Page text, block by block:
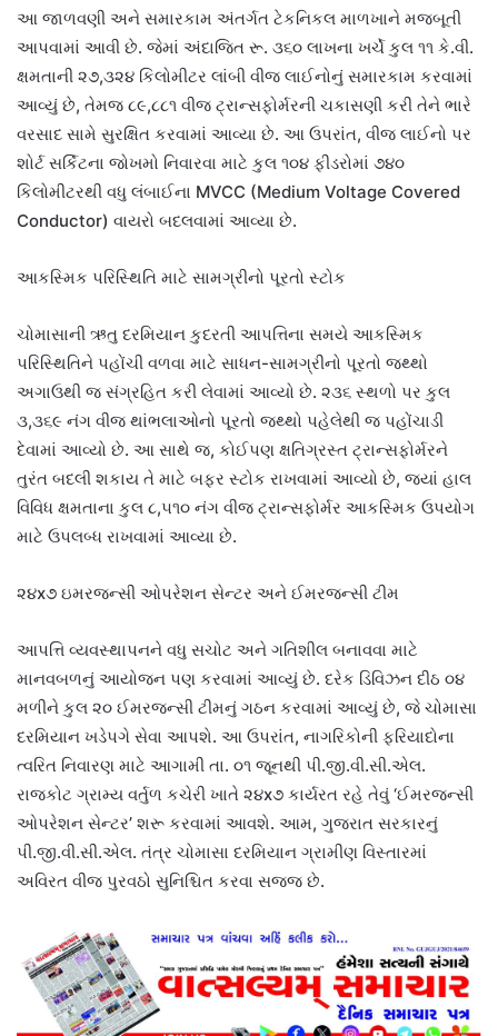
આ જાળવણી અને સમારકામ અંતર્ગત ટેકનિકલ માળખાને મજબૂતી
આપવામાં આવી છે. જેમાં અંદાજિત રૂ. ૩૬૦ લાખના ખર્ચે કુલ ૧૧ કે.વી.
ક્ષમતાની ૨૭,૩૨૪ કિલોમીટર લાંબી વીજ લાઈનોનું સમારકામ કરવામાં
આવ્યું છે, તેમજ ૮૯,૮૮૧ વીજ ટ્રાન્સફોર્મરની ચકાસણી કરી તેને ભારે
વરસાદ સામે સુરક્ષિત કરવામાં આવ્યા છે. આ ઉપરાંત, વીજ લાઈનો પર
શોર્ટ સર્કિટના જોખમો નિવારવા માટે કુલ ૧૦૪ ફીડરોમાં ૭૪૦
કિલોમીટરથી વધુ લંબાઈના MVCC (Medium Voltage Covered
Conductor) વાયરો બદલવામાં આવ્યા છે.
આકસ્મિક પરિસ્થિતિ માટે સામગ્રીનો પૂરતો સ્ટોક
ચોમાસાની ઋતુ દરમિયાન કુદરતી આપત્તિના સમયે આકસ્મિક
પરિસ્થિતિને પહોંચી વળવા માટે સાધન-સામગ્રીનો પૂરતો જથ્થો
અગાઉથી જ સંગ્રહિત કરી લેવામાં આવ્યો છે. ૨૩૬ સ્થળો પર કુલ
૩,૩૬૯ નંગ વીજ થાંભલાઓનો પૂરતો જથ્થો પહેલેથી જ પહોંચાડી
દેવામાં આવ્યો છે. આ સાથે જ, કોઈપણ ક્ષતિગ્રસ્ત ટ્રાન્સફોર્મરને
તુરંત બદલી શકાય તે માટે બફર સ્ટોક રાખવામાં આવ્યો છે, જ્યાં હાલ
વિવિધ ક્ષમતાના કુલ ૮,૫૧૦ નંગ વીજ ટ્રાન્સફોર્મર આકસ્મિક ઉપયોગ
માટે ઉપલબ્ધ રાખવામાં આવ્યા છે.
૨૪x૭ ઇમરજન્સી ઓપરેશન સેન્ટર અને ઈમરજન્સી ટીમ
આપત્તિ વ્યવસ્થાપનને વધુ સચોટ અને ગતિશીલ બનાવવા માટે
માનવબળનું આયોજન પણ કરવામાં આવ્યું છે. દરેક ડિવિઝન દીઠ ૦૪
મળીને કુલ ૨૦ ઈમરજન્સી ટીમનું ગઠન કરવામાં આવ્યું છે, જે ચોમાસા
દરમિયાન ખડેપગે સેવા આપશે. આ ઉપરાંત, નાગરિકોની ફરિયાદોના
ત્વરિત નિવારણ માટે આગામી તા. ૦૧ જૂનથી પી.જી.વી.સી.એલ.
રાજકોટ ગ્રામ્ય વર્તુળ કચેરી ખાતે ૨૪x૭ કાર્યરત રહે તેવું ‘ઈમરજન્સી
ઓપરેશન સેન્ટર’ શરૂ કરવામાં આવશે. આમ, ગુજરાત સરકારનું
પી.જી.વી.સી.એલ. તંત્ર ચોમાસા દરમિયાન ગ્રામીણ વિસ્તારમાં
અવિરત વીજ પુરવઠો સુનિશ્ચિત કરવા સજ્જ છે.